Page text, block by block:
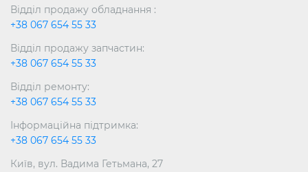
Відділ продажу обладнання :
+38 067 654 55 33
Відділ продажу запчастин:
+38 067 654 55 33
Відділ ремонту:
+38 067 654 55 33
Інформаційна підтримка:
+38 067 654 55 33
Київ, вул. Вадима Гетьмана, 27